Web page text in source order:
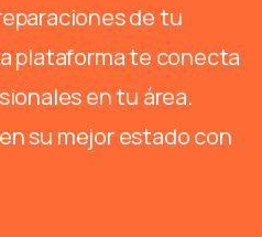
de tu
plataforma te conecta
en tu área.
su mejor estado con